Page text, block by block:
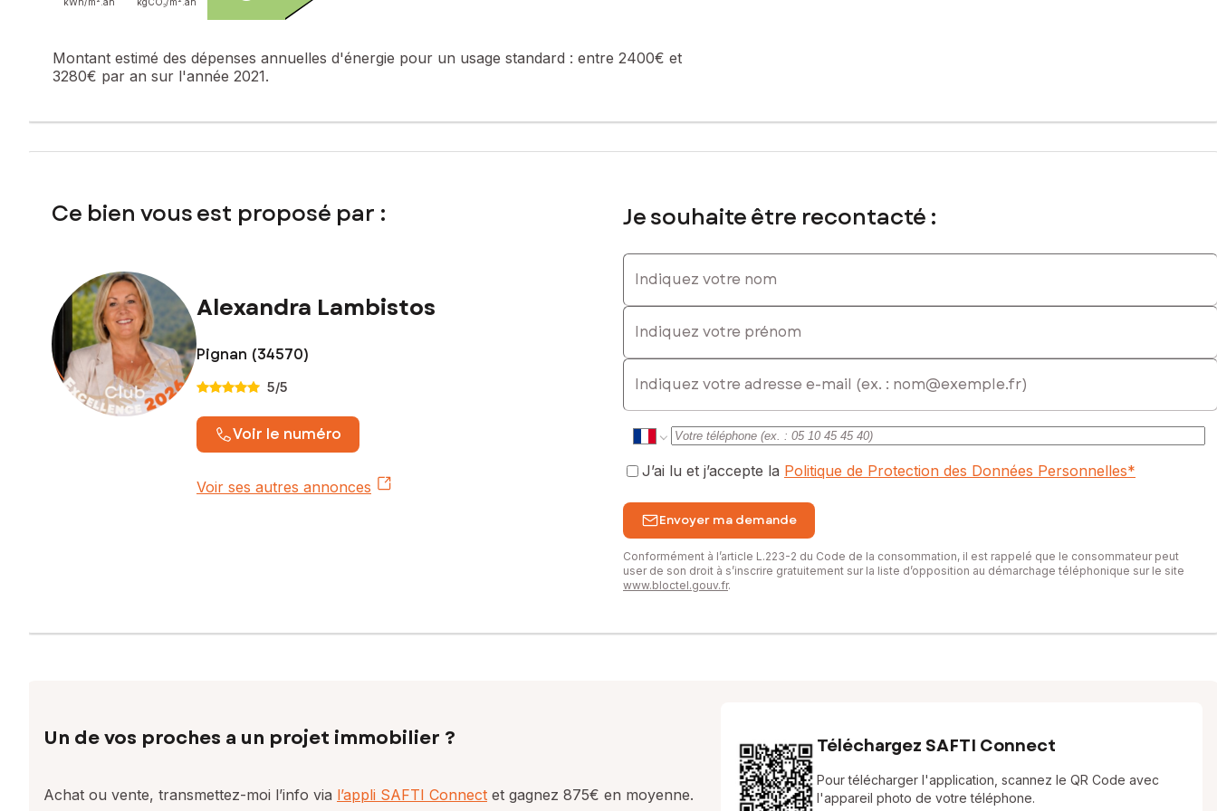
Montant estimé des dépenses annuelles d'énergie pour un usage standard : entre 2400€ et
3280€ par an sur l'année 2021.
Ce bien vous est proposé par :
Alexandra Lambistos
Pignan (34570)
5/5
Voir le numéro
Voir ses autres annonces
Je souhaite être recontacté :
Indiquez votre nom
Indiquez votre prénom
E-mail
J’ai lu et j’accepte la Politique de Protection des Données Personnelles*
Envoyer ma demande
Conformément à l’article L.223-2 du Code de la consommation, il est rappelé que le consommateur peut
user de son droit à s’inscrire gratuitement sur la liste d’opposition au démarchage téléphonique sur le site
www.bloctel.gouv.fr.
Un de vos proches a un projet immobilier ?
Achat ou vente, transmettez-moi l’info via l’appli SAFTI Connect et gagnez 875€ en moyenne.
Téléchargez SAFTI Connect
Pour télécharger l'application, scannez le QR Code avec
l'appareil photo de votre téléphone.